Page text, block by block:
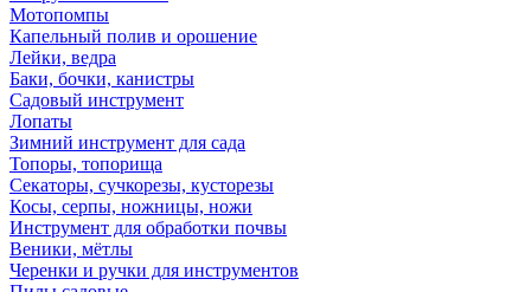
Мотопомпы
Капельный полив и орошение
Лейки, ведра
Баки, бочки, канистры
Садовый инструмент
Лопаты
Зимний инструмент для сада
Топоры, топорища
Секаторы, сучкорезы, кусторезы
Косы, серпы, ножницы, ножи
Инструмент для обработки почвы
Веники, мётлы
Черенки и ручки для инструментов